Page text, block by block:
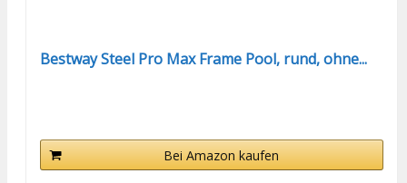
Bestway Steel Pro Max Frame Pool, rund, ohne...
Bei Amazon kaufen